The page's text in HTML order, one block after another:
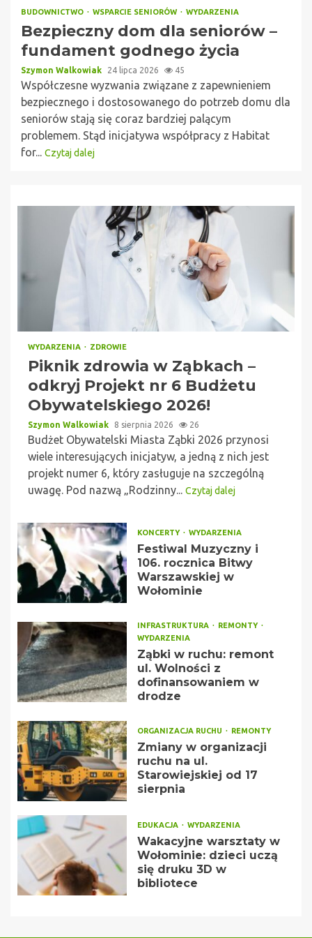
BUDOWNICTWO WSPARCIE SENIORÓW WYDARZENIA
Bezpieczny dom dla seniorów –
fundament godnego życia
Szymon Walkowiak 24 lipca 2026 45
Współczesne wyzwania związane z zapewnieniem
bezpiecznego i dostosowanego do potrzeb domu dla
seniorów stają się coraz bardziej palącym
problemem. Stąd inicjatywa współpracy z Habitat
for... Czytaj dalej
WYDARZENIA ZDROWIE
Piknik zdrowia w Ząbkach –
odkryj Projekt nr 6 Budżetu
Obywatelskiego 2026!
Szymon Walkowiak 8 sierpnia 2026 26
Budżet Obywatelski Miasta Ząbki 2026 przynosi
wiele interesujących inicjatyw, a jedną z nich jest
projekt numer 6, który zasługuje na szczególną
uwagę. Pod nazwą „Rodzinny... Czytaj dalej
KONCERTY WYDARZENIA
Festiwal Muzyczny i
106. rocznica Bitwy
Warszawskiej w
Wołominie
INFRASTRUKTURA
REMONTY
WYDARZENIA
Ząbki w ruchu: remont
ul. Wolności z
dofinansowaniem w
drodze
ORGANIZACJA RUCHU REMONTY
Zmiany w organizacji
ruchu na ul.
Starowiejskiej od 17
sierpnia
EDUKACJA WYDARZENIA
Wakacyjne warsztaty w
Wołominie: dzieci uczą
się druku 3D w
bibliotece